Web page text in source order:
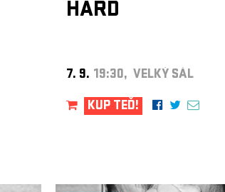
HARD
7. 9. 19:30, VELKÝ SÁL
KUP TEĎ!